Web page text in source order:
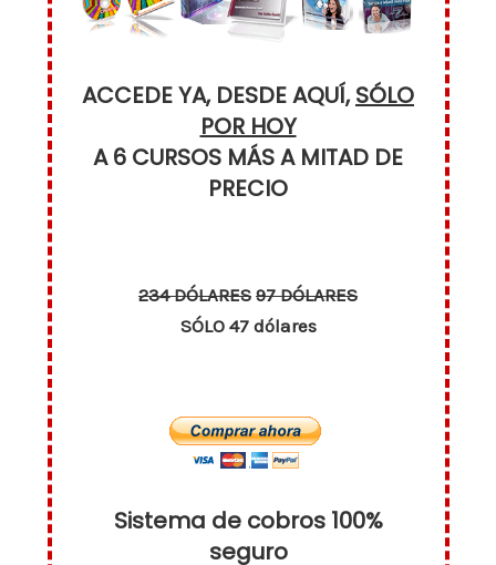
ACCEDE YA, DESDE AQUÍ,SÓLO
POR HOY
A 6 CURSOS MÁS A MITAD DE
PRECIO
234 DÓLARES 97 DÓLARES
SÓLO 47 dólares
Sistema de cobros 100%
seguro